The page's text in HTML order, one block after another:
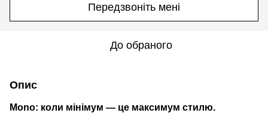
Передзвоніть мені
До обраного
Опис
Mono: коли мінімум — це максимум стилю.